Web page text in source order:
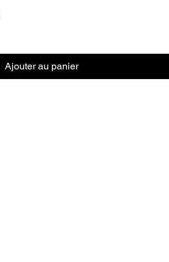
Ajouter au panier